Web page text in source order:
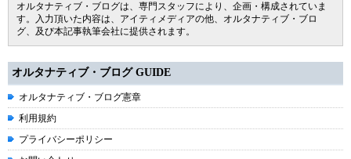
オルタナティブ・ブログは、専門スタッフにより、企画・構成されていま
す。入力頂いた内容は、アイティメディアの他、オルタナティブ・ブロ
グ、及び本記事執筆会社に提供されます。
オルタナティブ・ブログ GUIDE
オルタナティブ・ブログ憲章
利用規約
プライバシーポリシー